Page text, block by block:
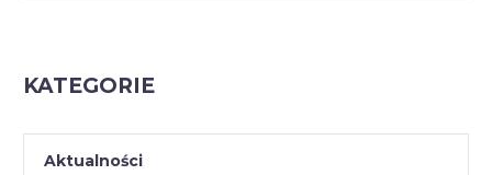
KATEGORIE
Aktualności